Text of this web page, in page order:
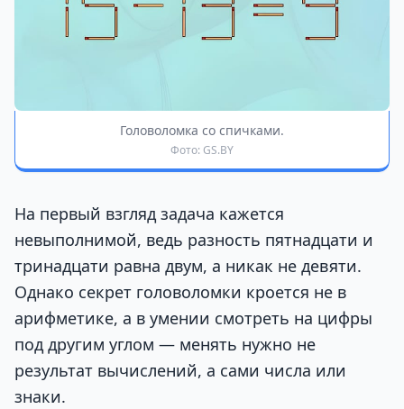
Головоломка со спичками.
Фото: GS.BY
На первый взгляд задача кажется
невыполнимой, ведь разность пятнадцати и
тринадцати равна двум, а никак не девяти.
Однако секрет головоломки кроется не в
арифметике, а в умении смотреть на цифры
под другим углом — менять нужно не
результат вычислений, а сами числа или
знаки.